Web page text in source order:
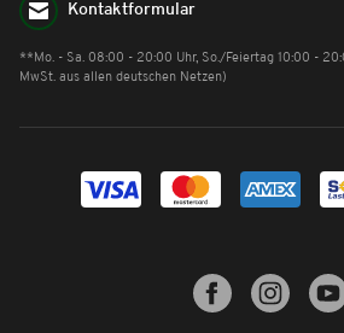
Kontaktformular
**Mo. - Sa. 08:00 - 20:00 Uhr, So./Feiertag 10:00 -
MwSt. aus allen deutschen Netzen)